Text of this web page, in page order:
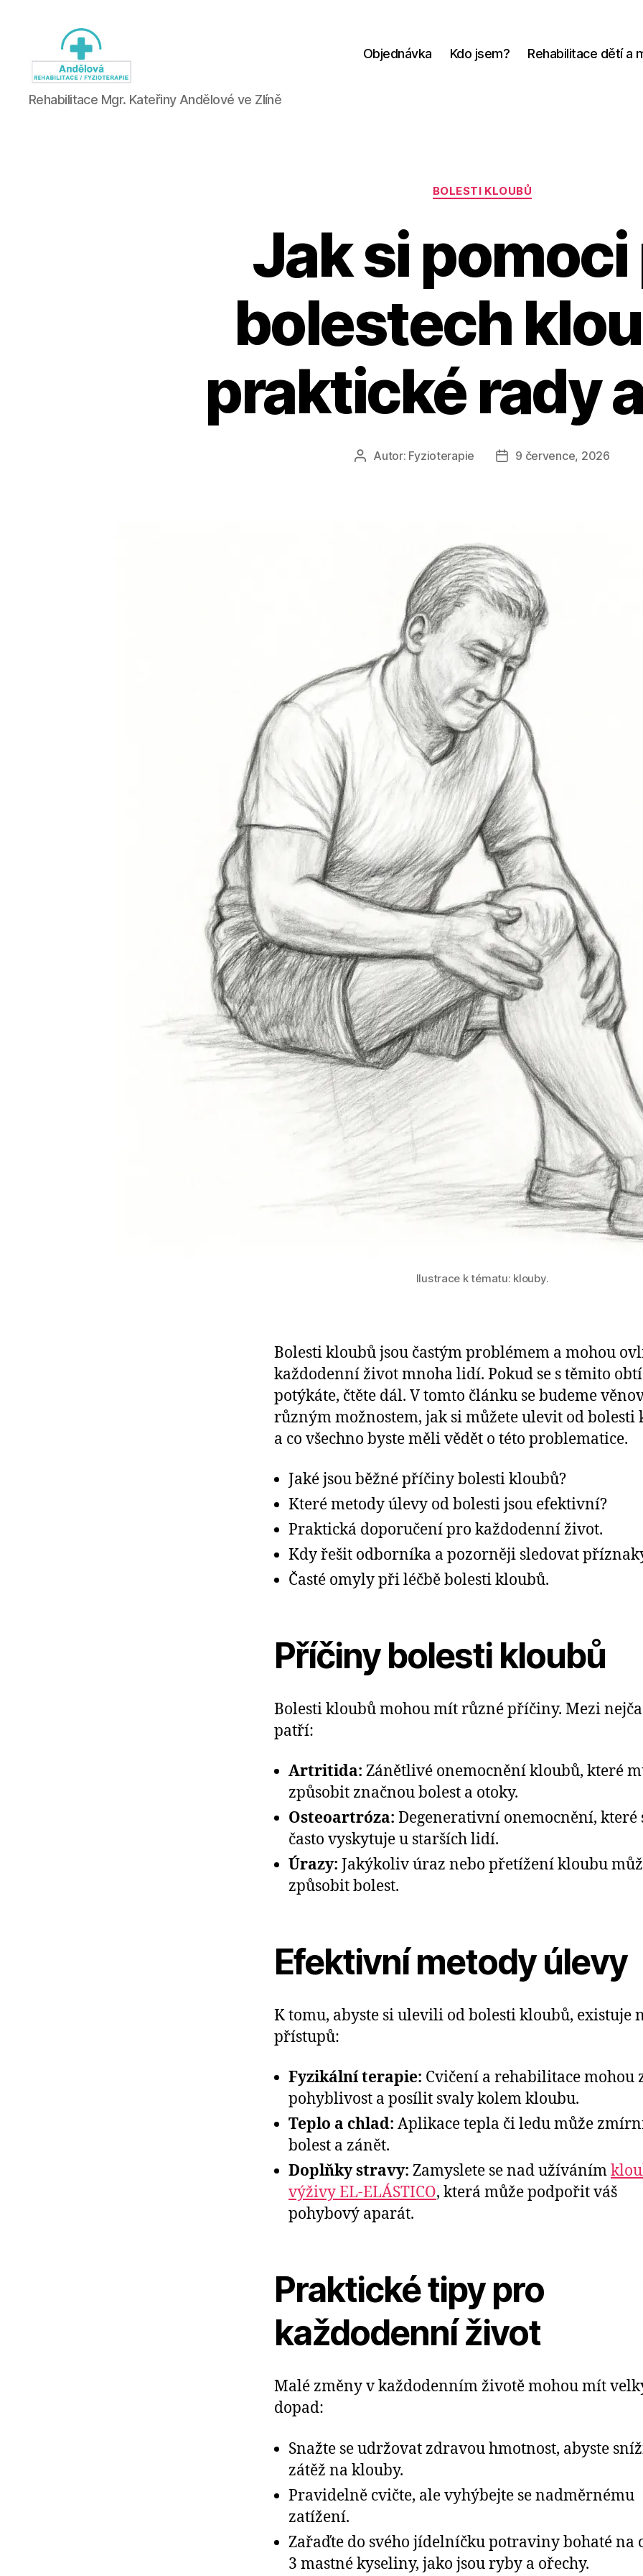
Fyzioterapie
Zlín
Rehabilitace Mgr. Kateřiny Andělové ve Zlíně
Objednávka Kdo jsem? Rehabilitace dětí a
Rubriky
BOLESTI KLOUBŮ
Jak si pomoci
bolestech
praktické rady
AutorAutor: Fyzioterapie
Datum
9 července, 2026
Ilustrace k tématu: klouby.
Bolesti kloubů jsou častým problémem a mohou
každodenní život mnoha lidí. Pokud se s těmito
potýkáte, čtěte dál. V tomto článku se budeme
různým možnostem, jak si můžete ulevit od bolesti
a co všechno byste měli vědět o této problematice.
Jaké jsou běžné příčiny bolesti kloubů?
Které metody úlevy od bolesti jsou efektivní?
Praktická doporučení pro každodenní život.
Kdy řešit odborníka a pozorněji sledovat
Časté omyly při léčbě bolesti kloubů.
Příčiny bolesti kloubů
Bolesti kloubů mohou mít různé příčiny. Mezi
patří:
Artritida: Zánětlivé onemocnění kloubů, které
způsobit značnou bolest a otoky.
Osteoartróza: Degenerativní onemocnění, které
často vyskytuje u starších lidí.
Úrazy: Jakýkoliv úraz nebo přetížení kloubu
způsobit bolest.
Efektivní metody úlevy
K tomu, abyste si ulevili od bolesti kloubů, existuje
přístupů:
Fyzikální terapie: Cvičení a rehabilitace mohou
pohyblivost a posílit svaly kolem kloubu.
Teplo a chlad: Aplikace tepla či ledu může
bolest a zánět.
Doplňky stravy: Zamyslete se nad užíváním
výživy EL-ELÁSTICO, která může podpořit váš
pohybový aparát.
Praktické tipy pro
každodenní život
Malé změny v každodenním životě mohou mít
dopad:
Snažte se udržovat zdravou hmotnost, abyste
zátěž na klouby.
Pravidelně cvičte, ale vyhýbejte se nadměrnému
zatížení.
Zařaďte do svého jídelníčku potraviny bohaté na
3 mastné kyseliny, jako jsou ryby a ořechy.